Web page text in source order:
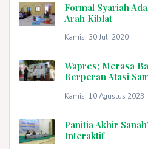
Formal Syariah
Arah Kiblat
Kamis, 30 Juli 2020
Wapres; Merasa
Berperan Atasi
Kamis, 10 Agustus 2023
Panitia Akhir
Interaktif